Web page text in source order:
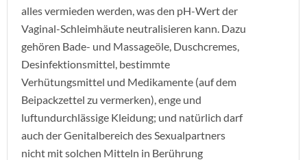
alles vermieden werden, was den pH-Wert der
Vaginal-Schleimhäute neutralisieren kann. Dazu
gehören Bade- und Massageöle, Duschcremes,
Desinfektionsmittel, bestimmte
Verhütungsmittel und Medikamente (auf dem
Beipackzettel zu vermerken), enge und
luftundurchlässige Kleidung; und natürlich darf
auch der Genitalbereich des Sexualpartners
nicht mit solchen Mitteln in Berührung